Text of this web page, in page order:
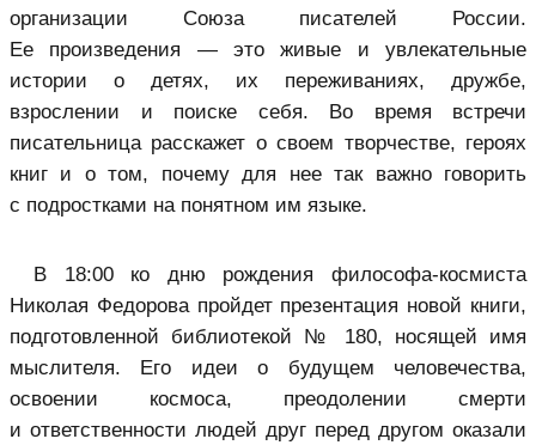
организации Союза писателей России.
Ее произведения — это живые и увлекательные
истории о детях, их переживаниях, дружбе,
взрослении и поиске себя. Во время встречи
писательница расскажет о своем творчестве, героях
книг и о том, почему для нее так важно говорить
с подростками на понятном им языке.
В 18:00 ко дню рождения философа-космиста
Николая Федорова пройдет презентация новой книги,
подготовленной библиотекой № 180, носящей имя
мыслителя. Его идеи о будущем человечества,
освоении космоса, преодолении смерти
и ответственности людей друг перед другом оказали